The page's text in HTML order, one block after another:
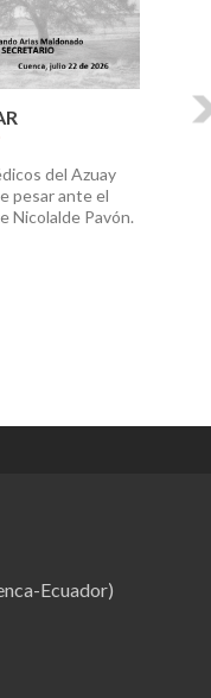
del Azuay
pesar ante el
Nicolalde Pavón.
Ecuador)